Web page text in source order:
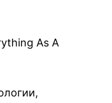
As A